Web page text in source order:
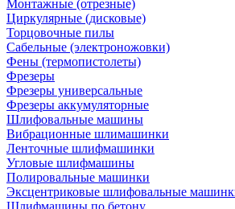
Монтажные (отрезные)
Циркулярные (дисковые)
Торцовочные пилы
Сабельные (электроножовки)
Фены (термопистолеты)
Фрезеры
Фрезеры универсальные
Фрезеры аккумуляторные
Шлифовальные машины
Вибрационные шлимашинки
Ленточные шлифмашинки
Угловые шлифмашины
Полировальные машинки
Эксцентриковые шлифовальные
Шлифмашины по бетону